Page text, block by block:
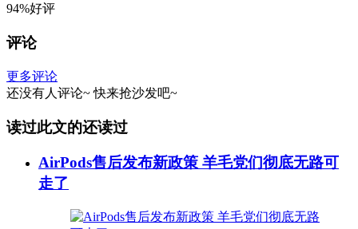
94%好评
评论
更多评论
还没有人评论~ 快来抢沙发吧~
读过此文的还读过
AirPods售后发布新政策 羊毛党们彻底无路可
走了